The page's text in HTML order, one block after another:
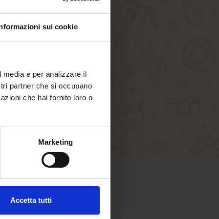
sui cookie
e per analizzare il
partner che si occupano
che hai fornito loro o
Marketing
Accetta tutti
SHOPPING SICURO
in sicurezza con: